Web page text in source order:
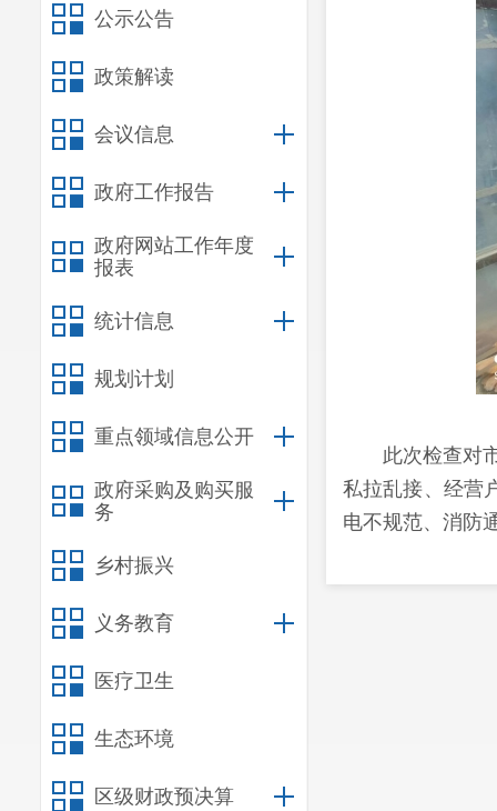
公示公告
政策解读
会议信息
政府工作报告
政府网站工作年度
报表
统计信息
规划计划
重点领域信息公开
政府采购及购买服
务
乡村振兴
义务教育
医疗卫生
生态环境
区级财政预决算
此次检查对
私拉乱接、经营
电不规范、消防
下步，我局